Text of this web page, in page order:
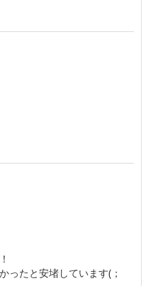
ったと安堵しています(；